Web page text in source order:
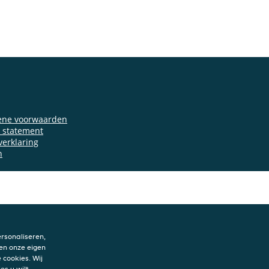
voorwaarden
statement
onze eigen
Wij